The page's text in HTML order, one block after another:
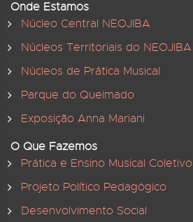
Onde Estamos
Núcleo Central NEOJIBA
Núcleos Territoriais do NEOJIBA
Núcleos de Prática Musical
Parque do Queimado
Exposição Anna Mariani
O Que Fazemos
Prática e Ensino Musical Coletivo
Projeto Político Pedagógico
Desenvolvimento Social